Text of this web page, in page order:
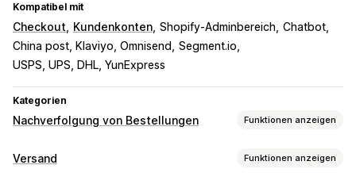
Kompatibel mit
Checkout Kundenkonten Shopify-Adminbereich Chatbot
China post, Klaviyo, Omnisend
Segment.io
USPS, UPS, DHL, YunExpress
Kategorien
Nachverfolgung von Bestellungen Funktionen anzeigen
Tracking
Versand Funktionen anzeigen